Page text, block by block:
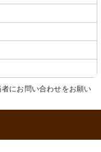
にお問い合わせをお願い